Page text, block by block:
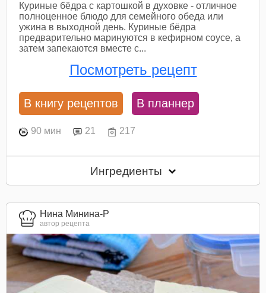
Куриные бёдра с картошкой в духовке - отличное
полноценное блюдо для семейного обеда или
ужина в выходной день. Куриные бёдра
предварительно маринуются в кефирном соусе, а
затем запекаются вместе с...
Посмотреть рецепт
В книгу рецептов В планнер
90 мин 21 217
Ингредиенты
Нина Минина-Р
автор рецепта